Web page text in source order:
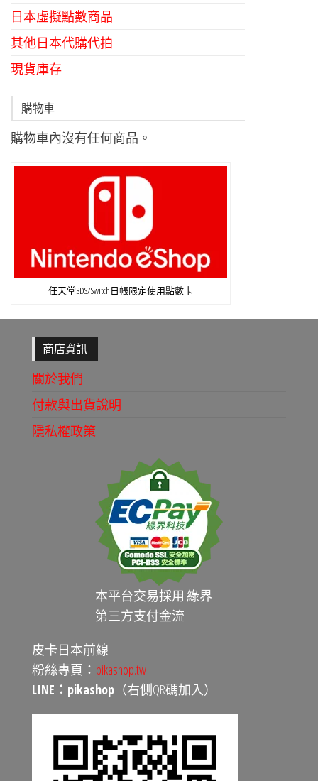
日本虛擬點數商品
其他日本代購代拍
現貨庫存
購物車
購物車內沒有任何商品。
任天堂3DS/Switch日帳限定使用點數卡
商店資訊
關於我們
付款與出貨說明
隱私權政策
本平台交易採用 綠界
第三方支付金流
皮卡日本前線
粉絲專頁： pikashop.tw
LINE：pikashop （右側QR碼加入）